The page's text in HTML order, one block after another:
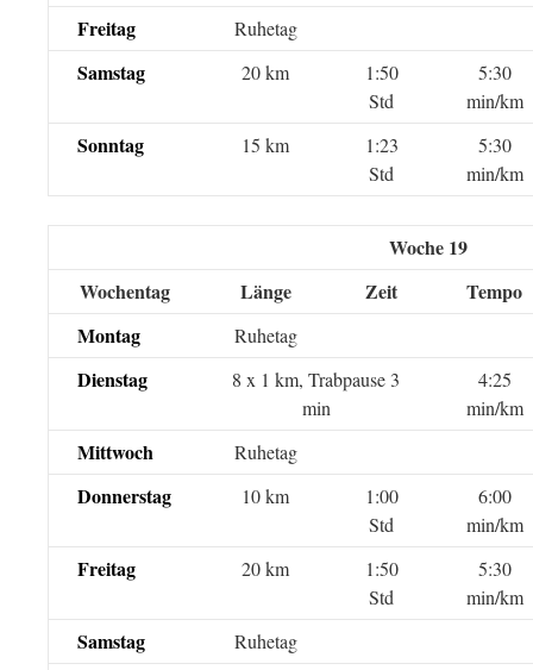
Freitag Ruhetag
Samstag 20 km
1:50
Std
5:30
min/km
Sonntag 15 km
1:23
Std
5:30
min/km
Woche 19
Wochentag
Länge Zeit
Tempo
Montag
Ruhetag
Dienstag
8 x 1 km, Trabpause 3
min
4:25
min/km
Mittwoch Ruhetag
Donnerstag 10 km
1:00
Std
6:00
min/km
Freitag 20 km
1:50
Std
5:30
min/km
Samstag Ruhetag